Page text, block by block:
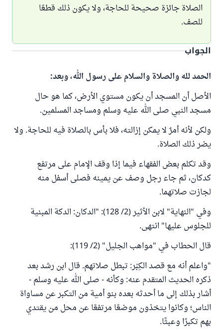
الصلاة جائزة صحيحة للحاجة، ولا يكون ذلك قطعًا
للصف.
الجواب
الحمد لله والصلاة والسلام على رسول الله، وبعد:
الأصل أن المسجد أن يكون مستوي الأرض، كما هو حال
مسجد النبي صلى الله عليه وسلم ومساجد المسلمين.
ولكن لأنه أمرٌ لا يمكن إزالته، فلا بأس بالصلاة فيه للحاجة. ولا
يضر ذلك الصلاة.
وقد تكلم بعض الفقهاء فيما إذا وقف الإمام على مرتفع
كدكان، ثم جاء رجل وصف عن يمينه فصلى أسفل منه
لجازت صلاتهما.
وفي "النهاية" لابن الأثير (2/ 128): "الدكان: الدكة المبنية
للجلوس عليها" انتهى.
قال الحطاب في "مواهب الجليل" (2/ 119):
"واعلم أنه مع قصد الكِبْر: تبطل صلاتهم. قال ابن رشد بعد
ذكره الحديث المتقدم عنه: وكأنه - صلى الله عليه وسلم -
أشار بذلك إلى ما أحدثه بعده بنو أمية من التكبر عن مساواة
الناس؛ وكانوا يتخذون موضعًا مرتفعًا عن محل من يقتدي
بهم تكبرًا وعبثًا.